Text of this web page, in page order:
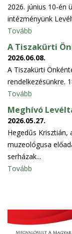
2026. június 10-én
intézményünk
Tovább
A Tiszakürti
2026.06.08.
A Tiszakürti
rendelkezésünkre.
Tovább
Meghívó
2026.05.27.
Hegedűs
muzeológusa
serházak...
Tovább